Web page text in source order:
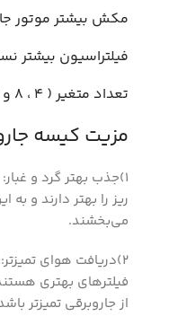
مکش بیشتر موتور
فیلتراسیون بیشتر
تعداد متغیر ( 4 ، 8 و 12 ) عددی
مزیت کیسه
1)جذب بهتر گرد و
ریز را بهتر دارند و به
می‌بخشند.
2)دریافت هوای
فیلترهای بهتری
از جاروبرقی تمیزتر